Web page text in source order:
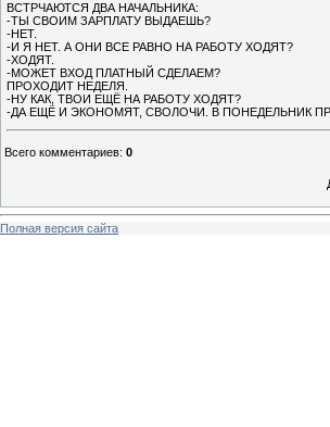
ВСТРЧАЮТСЯ ДВА НАЧАЛЬНИКА:
-ТЫ СВОИМ ЗАРПЛАТУ ВЫДАЕШЬ?
-НЕТ.
-И Я НЕТ. А ОНИ ВСЕ РАВНО НА РАБОТУ ХОДЯТ?
-ХОДЯТ.
-МОЖЕТ ВХОД ПЛАТНЫЙ СДЕЛАЕМ?
ПРОХОДИТ НЕДЕЛЯ.
-НУ КАК, ТВОИ ЕЩЁ НА РАБОТУ ХОДЯТ?
-ДА ЕЩЁ И ЭКОНОМЯТ, СВОЛОЧИ. В ПОНЕДЕЛЬНИК
Всего комментариев: 0
Полная версия сайта